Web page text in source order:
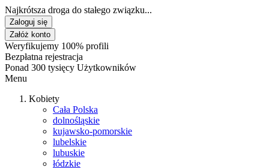
Najkrótsza droga do stałego związku...
Zaloguj się
Załóż konto
Weryfikujemy 100% profili
Bezpłatna rejestracja
Ponad 300 tysięcy Użytkowników
Menu
Kobiety
Cała Polska
dolnośląskie
kujawsko-pomorskie
lubelskie
lubuskie
łódzkie